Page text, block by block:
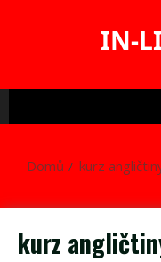
IN-
Domů kurz
kurz